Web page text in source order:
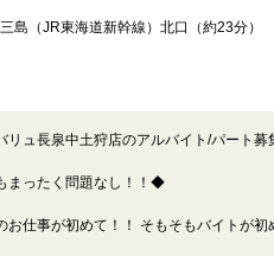
島（JR東海道新幹線）北口（約23分）
リュ長泉中土狩店のアルバイト/パート募
まったく問題なし！！◆
お仕事が初めて！！ そもそもバイトが初